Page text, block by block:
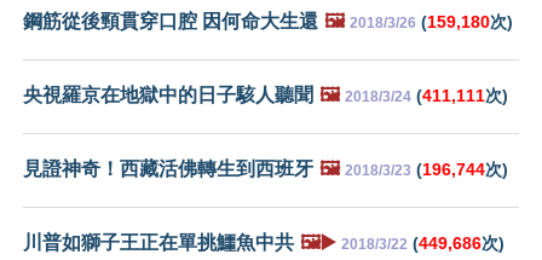
鋼筋從後頸貫穿口腔 因何命大生還 🖼️ 2018/3/26 (159,180次)
央視羅京在地獄中的日子駭人聽聞 🖼️ 2018/3/24 (411,111次)
見證神奇！西藏活佛轉生到西班牙 🖼️ 2018/3/23 (196,744次)
川普如獅子王正在單挑鱷魚中共 🖼️▶️ 2018/3/22 (449,686次)